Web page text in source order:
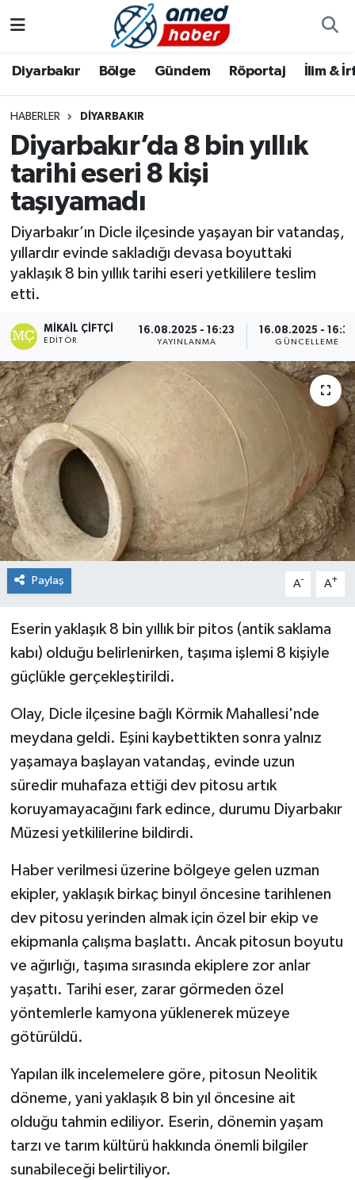
Diyarbakır Bölge Gündem Röportaj İlim &
HABERLER DIYARBAKIR
Diyarbakır’da 8 bin yıllık
tarihi eseri 8 kişi
taşıyamadı
Diyarbakır’ın Dicle ilçesinde yaşayan bir vatandaş,
yıllardır evinde sakladığı devasa boyuttaki
yaklaşık 8 bin yıllık tarihi eseri yetkililere teslim
etti.
MIKAIL ÇIFTÇI
EDITÖR
16.08.2025 - 16:23
YAYINLANMA
16.08.2025 - 16:32
GÜNCELLEME
Paylaş A- A+
Eserin yaklaşık 8 bin yıllık bir pitos (antik saklama
kabı) olduğu belirlenirken, taşıma işlemi 8 kişiyle
güçlükle gerçekleştirildi.
Olay, Dicle ilçesine bağlı Körmik Mahallesi'nde
meydana geldi. Eşini kaybettikten sonra yalnız
yaşamaya başlayan vatandaş, evinde uzun
süredir muhafaza ettiği dev pitosu artık
koruyamayacağını fark edince, durumu Diyarbakır
Müzesi yetkililerine bildirdi.
Haber verilmesi üzerine bölgeye gelen uzman
ekipler, yaklaşık birkaç binyıl öncesine tarihlenen
dev pitosu yerinden almak için özel bir ekip ve
ekipmanla çalışma başlattı. Ancak pitosun boyutu
ve ağırlığı, taşıma sırasında ekiplere zor anlar
yaşattı. Tarihi eser, zarar görmeden özel
yöntemlerle kamyona yüklenerek müzeye
götürüldü.
Yapılan ilk incelemelere göre, pitosun Neolitik
döneme, yani yaklaşık 8 bin yıl öncesine ait
olduğu tahmin ediliyor. Eserin, dönemin yaşam
tarzı ve tarım kültürü hakkında önemli bilgiler
sunabileceği belirtiliyor.
Bölge
Röportaj
Foto Galeri
Aile
Asayiş
Bilim & Teknoloji
Dünya
Ekonomi
Genel
Güncel
Gündem
İlim & İrfan
Kültür & Sanat
KURDÎ
Sağlık
Siyaset
Yaşam
Diyarbakır Hava Durumu
Diyarbakır Namaz Vakitleri
Diyarbakır Trafik Yoğunluk Haritası
Tüm Manşetler
Haber Arşivi